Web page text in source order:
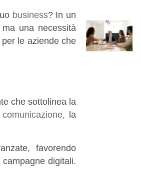
business? In un
una necessità
le aziende che
che sottolinea la
comunicazione, la
favorendo
digitali.